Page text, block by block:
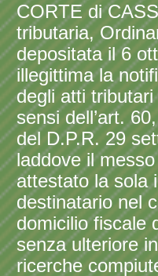
CORTE di
tributaria,
depositata il 6
illegittima la
degli atti
sensi dell’art.
del D.P.R. 29
laddove il
attestato la sola
destinatario nel
domicilio fiscale
senza ulteriore
ricerche